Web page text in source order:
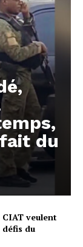
du
veulent
du